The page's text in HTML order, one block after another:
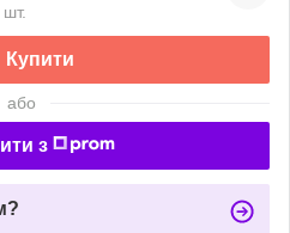
Купити
або
з